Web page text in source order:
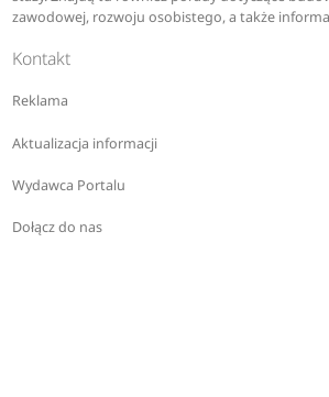
zawodowej, rozwoju osobistego, a także
Kontakt
Reklama
Aktualizacja informacji
Wydawca Portalu
Dołącz do nas